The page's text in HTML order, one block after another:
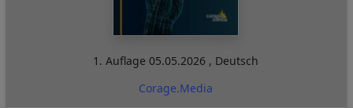
1. Auflage05.05.2026 , Deutsch
Corage.Media